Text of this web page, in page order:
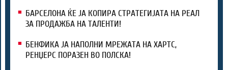
БАРСЕЛОНА ЌЕ ЈА КОПИРА СТРАТЕГИЈАТА НА РЕАЛ
ЗА ПРОДАЖБА НА ТАЛЕНТИ!
БЕНФИКА ЈА НАПОЛНИ МРЕЖАТА НА ХАРТС,
РЕНЏЕРС ПОРАЗЕН ВО ПОЛСКА!